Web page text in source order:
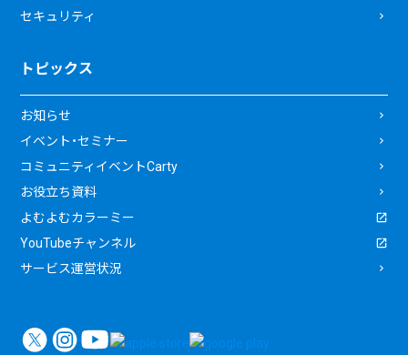
セキュリティ
トピックス
お知らせ
イベント・セミナー
コミュニティイベントCarty
お役立ち資料
よむよむカラーミー
YouTubeチャンネル
サービス運営状況